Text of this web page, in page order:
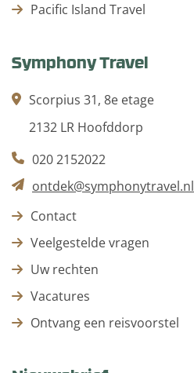
Pacific Island Travel
Symphony Travel
Scorpius 31, 8e etage
2132 LR Hoofddorp
020 2152022
ontdek@symphonytravel.nl
Contact
Veelgestelde vragen
Uw rechten
Vacatures
Ontvang een reisvoorstel